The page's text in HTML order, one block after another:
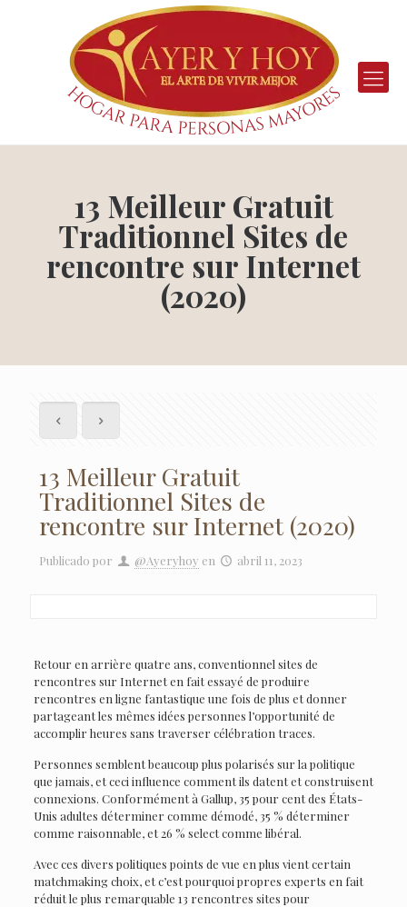
13 Meilleur Gratuit
Traditionnel Sites de
rencontre sur Internet
(2020)
13 Meilleur Gratuit
Traditionnel Sites de
rencontre sur Internet (2020)
Publicado por @Ayeryhoy en abril 11, 2023
Retour en arrière quatre ans, conventionnel sites de
rencontres sur Internet en fait essayé de produire
rencontres en ligne fantastique une fois de plus et donner
partageant les mêmes idées personnes l’opportunité de
accomplir heures sans traverser célébration traces.
Personnes semblent beaucoup plus polarisés sur la politique
que jamais, et ceci influence comment ils datent et construisent
connexions. Conformément à Gallup, 35 pour cent des États-
Unis adultes déterminer comme démodé, 35 % déterminer
comme raisonnable, et 26 % select comme libéral.
Avec ces divers politiques points de vue en plus vient certain
matchmaking choix, et c’est pourquoi propres experts en fait
réduit le plus remarquable 13 rencontres sites pour